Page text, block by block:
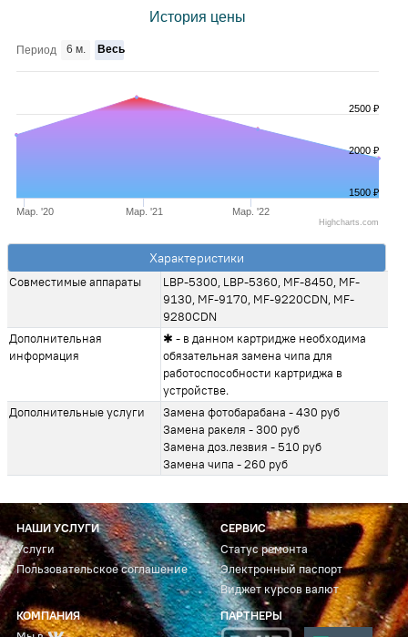
История цены
Мар. '20 Мар. '21 Мар. '22
2000 ₽
2500 ₽
1500 ₽
Период 6 м. Весь
Highcharts.com
Характеристики
Совместимые аппараты
LBP-5300, LBP-5360, MF-8450, MF-
9130, MF-9170, MF-9220CDN, MF-
9280CDN
Дополнительная
информация
✱ - в данном картридже необходима
обязательная замена чипа для
работоспособности картриджа в
устройстве.
Дополнительные услуги
Замена фотобарабана - 430 руб
Замена ракеля - 300 руб
Замена доз.лезвия - 510 руб
Замена чипа - 260 руб
НАШИ УСЛУГИ
Услуги
Пользовательское соглашение
СЕРВИС
Статус ремонта
Электронный паспорт
Виджет курсов валют
КОМПАНИЯ
ПАРТНЕРЫ